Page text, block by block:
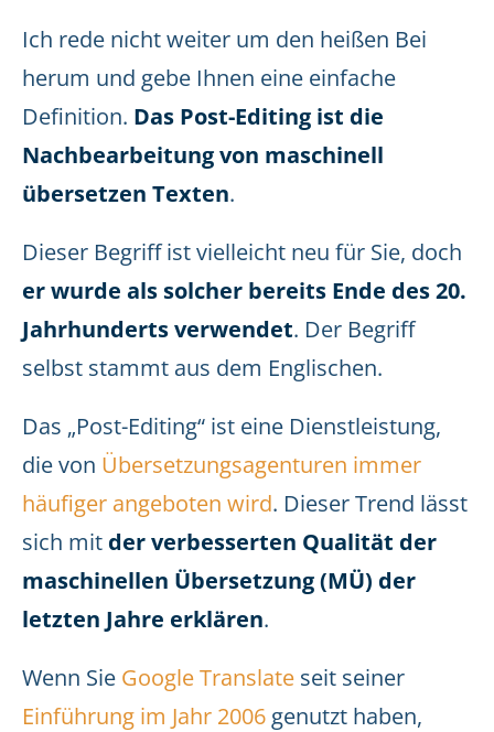
Ich rede nicht weiter um den heißen Bei
herum und gebe Ihnen eine einfache
Definition. Das Post-Editing ist die
Nachbearbeitung von maschinell
übersetzen Texten.
Dieser Begriff ist vielleicht neu für Sie, doch
er wurde als solcher bereits Ende des 20.
Jahrhunderts verwendet. Der Begriff
selbst stammt aus dem Englischen.
Das „Post-Editing“ ist eine Dienstleistung,
die von Übersetzungsagenturen immer
häufiger angeboten wird. Dieser Trend lässt
sich mit der verbesserten Qualität der
maschinellen Übersetzung (MÜ) der
letzten Jahre erklären.
Wenn Sie Google Translate seit seiner
Einführung im Jahr 2006 genutzt haben,